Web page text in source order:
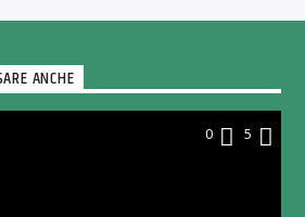
ANCHE
0 5